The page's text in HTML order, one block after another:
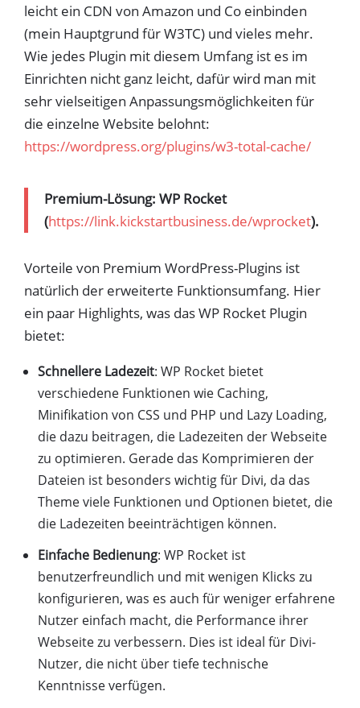
leicht ein CDN von Amazon und Co einbinden
(mein Hauptgrund für W3TC) und vieles mehr.
Wie jedes Plugin mit diesem Umfang ist es im
Einrichten nicht ganz leicht, dafür wird man mit
sehr vielseitigen Anpassungsmöglichkeiten für
die einzelne Website belohnt:
https://wordpress.org/plugins/w3-total-cache/
Premium-Lösung: WP Rocket
(https://link.kickstartbusiness.de/wprocket).
Vorteile von Premium WordPress-Plugins ist
natürlich der erweiterte Funktionsumfang. Hier
ein paar Highlights, was das WP Rocket Plugin
bietet:
Schnellere Ladezeit: WP Rocket bietet
verschiedene Funktionen wie Caching,
Minifikation von CSS und PHP und Lazy Loading,
die dazu beitragen, die Ladezeiten der Webseite
zu optimieren. Gerade das Komprimieren der
Dateien ist besonders wichtig für Divi, da das
Theme viele Funktionen und Optionen bietet, die
die Ladezeiten beeinträchtigen können.
Einfache Bedienung: WP Rocket ist
benutzerfreundlich und mit wenigen Klicks zu
konfigurieren, was es auch für weniger erfahrene
Nutzer einfach macht, die Performance ihrer
Webseite zu verbessern. Dies ist ideal für Divi-
Nutzer, die nicht über tiefe technische
Kenntnisse verfügen.